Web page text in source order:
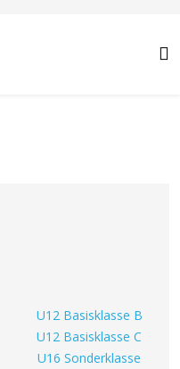
U12 Basisklasse B
U12 Basisklasse C
U16 Sonderklasse